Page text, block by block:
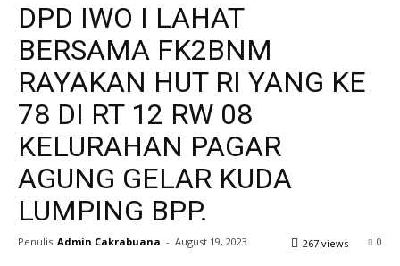
DPD IWO I LAHAT
BERSAMA FK2BNM
RAYAKAN HUT RI YANG KE
78 DI RT 12 RW 08
KELURAHAN PAGAR
AGUNG GELAR KUDA
LUMPING BPP.
Penulis Admin Cakrabuana - August 19, 2023 0
267 views